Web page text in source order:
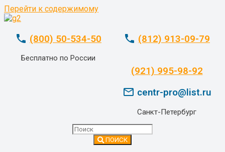
Перейти к содержимому
phone (800) 50-534-50
Бесплатно по России
phone (812) 913-09-79
(921) 995-98-92
mail_outline centr-pro@list.ru
Санкт-Петербург
ПОИСК